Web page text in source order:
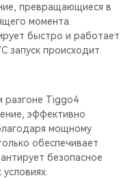
превращающиеся в
момента.
быстро и работает
запуск происходит
разгоне Tiggo4
эффективно
мощному
обеспечивает
безопасное